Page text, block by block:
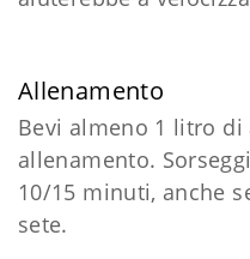
Allenamento
Bevi almeno 1 litro
allenamento.
10/15 minuti, anche
sete.